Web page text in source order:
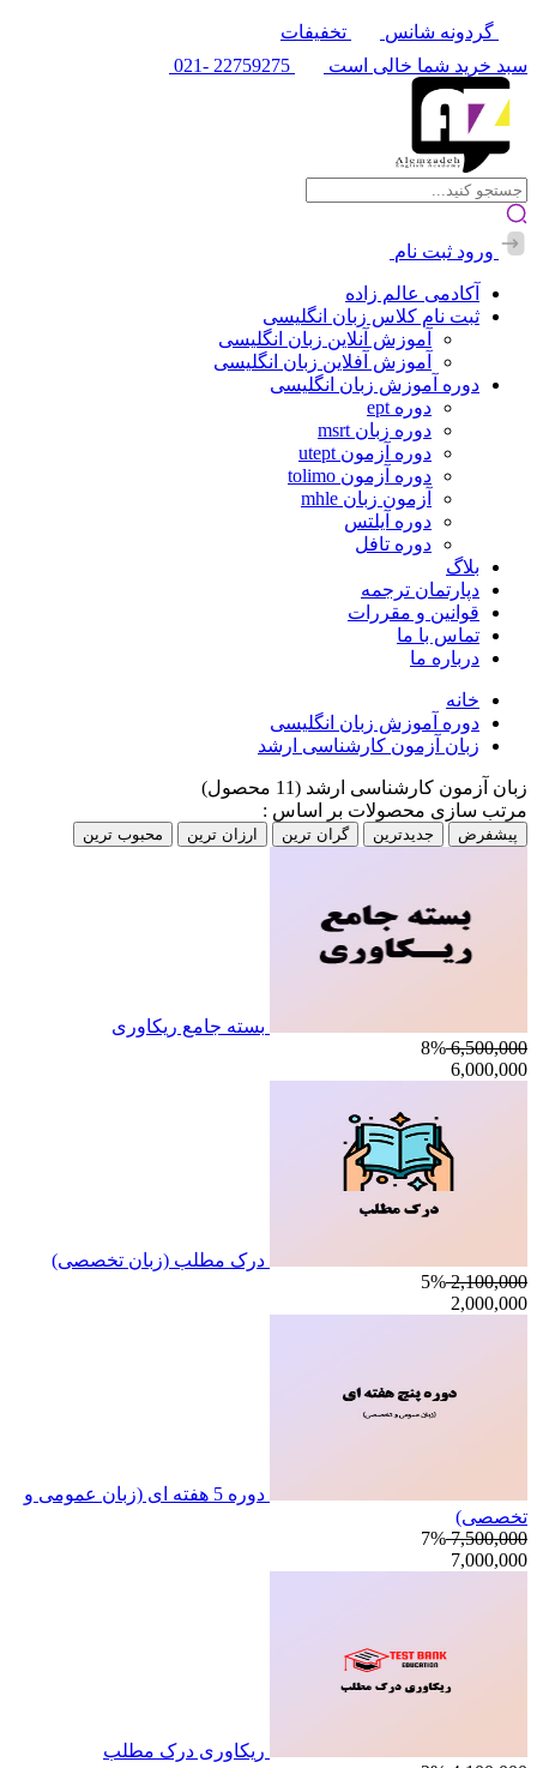
گردونه شانس
تخفیفات
سبد خرید شما خالی است
22759275
-021
ورود ثبت نام
آکادمی عالم زاده
ثبت نام کلاس زبان انگلیسی
آموزش آنلاین زبان انگلیسی
آموزش آفلاین زبان انگلیسی
دوره آموزش زبان انگلیسی
دوره ept
دوره زبان msrt
دوره آزمون utept
دوره آزمون tolimo
آزمون زبان mhle
دوره آیلتس
دوره تافل
بلاگ
دپارتمان ترجمه
قوانین و مقررات
تماس با ما
درباره ما
خانه
دوره آموزش زبان انگلیسی
زبان آزمون کارشناسی ارشد
زبان آزمون کارشناسی ارشد (11 محصول)
مرتب سازی محصولات بر اساس :
پیشفرض جدیدترین گران ترین ارزان ترین محبوب ترین
بسته جامع ریکاوری
6,500,000
8%
6,000,000
درک مطلب (زبان تخصصی)
2,100,000
5%
2,000,000
دوره 5 هفته ای (زبان عمومی و
تخصصی)
7,500,000
7%
7,000,000
ریکاوری درک مطلب